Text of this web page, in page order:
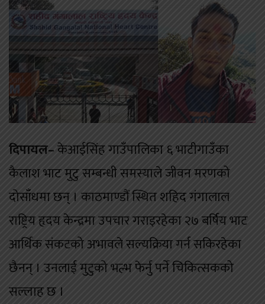
दिपायल–केआईसिंह गाउँपालिका ६ भाटीगाउँका
कैलाश भाट मुटु सम्बन्धी समस्याले जीवन मरणको
दोसाँधमा छन् । काठमाण्डौं स्थित शहिद गंगालाल
राष्ट्रिय हृदय केन्द्रमा उपचार गराइरहेका २७ बर्षिय भाट
आर्थिक संकटको अभावले सल्यक्रिया गर्न सकिरहेका
छैनन् । उनलाई मुटुको भल्भ फेर्नु पर्ने चिकित्सकको
सल्लाह छ ।